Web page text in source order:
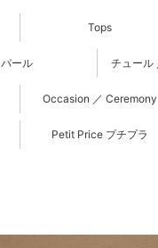
Tops
パール チュール
Occasion ／ Ceremony
Petit Price プチプラ